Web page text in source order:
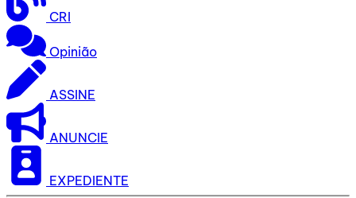
CRI
Opinião
ASSINE
ANUNCIE
EXPEDIENTE